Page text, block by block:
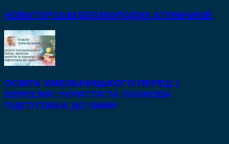
НОВАТОРСЬКІ ІДЕЇ МОЛОДИХ АТОМНИКІВ
ОСВІТА ХМЕЛЬНИЦЬКОГО ПЕРЕД 1
ВЕРЕСНЯ: УКРИТТЯ ТА ПЛАНОВА
ПІДГОТОВКА ДО ЗИМИ